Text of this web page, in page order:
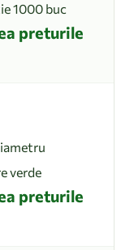
1000 buc
preturile
verde
preturile